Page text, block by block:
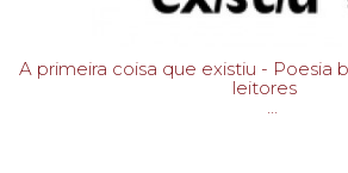
A primeira coisa que existiu - Poesia brasileira para jovens
leitores